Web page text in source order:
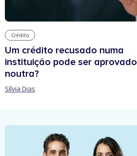
Crédito
Um crédito recusado numa
instituição pode ser aprovado
noutra?
Sílvia Dias